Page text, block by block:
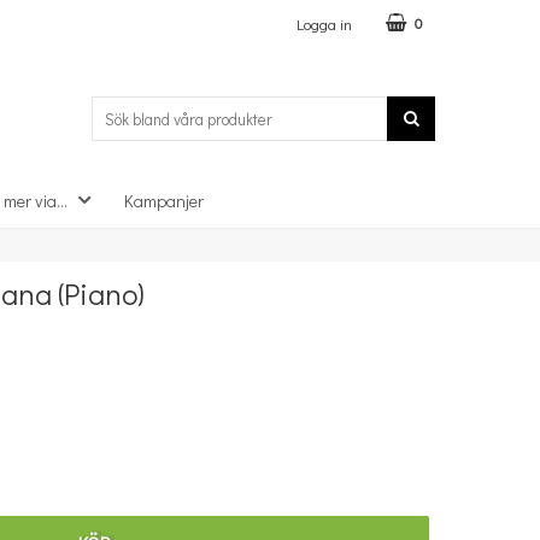
Logga in 0
via... Kampanjer
(Piano)